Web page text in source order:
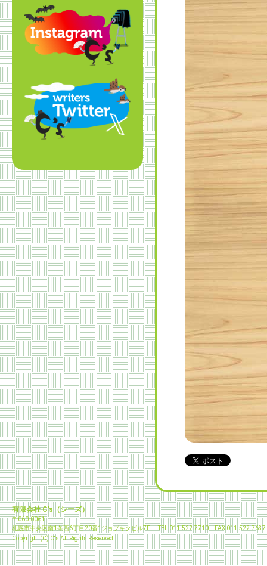
有限会社 C's（シーズ）
〒060-0061
札幌市中央区南1条西6丁目20番1ジョブキタビル7F
TEL 011-522-7710 FAX 011-522-7637
Copyright (C) C's All Rights Reserved.